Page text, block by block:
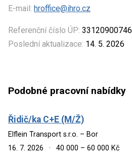
E-mail: hroffice@ihro.cz
Referenční číslo ÚP: 33120900746
Poslední aktualizace: 14. 5. 2026
Podobné pracovní nabídky
Řidič/ka C+E (M/Ž)
Elflein Transport s.r.o. – Bor
16. 7. 2026
· 40 000 – 60 000 Kč